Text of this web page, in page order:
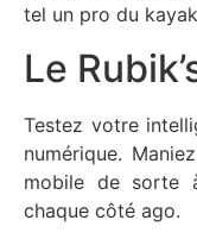
tel un pro du
Le
Testez votre
numérique.
mobile de sorte
chaque côté ago.